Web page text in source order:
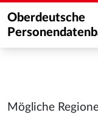
Oberdeutsche
Mögliche